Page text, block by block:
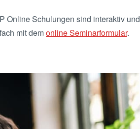
Online Schulungen sind interaktiv und
mit demonline Seminarformular.